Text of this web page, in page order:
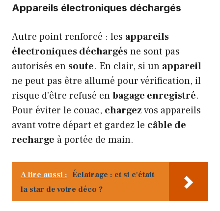
Appareils électroniques déchargés
Autre point renforcé : les appareils
électroniques déchargésne sont pas
autorisés en soute. En clair, si un appareil
ne peut pas être allumé pour vérification, il
risque d’être refusé enbagage enregistré.
Pour éviter le couac, chargezvos appareils
avant votre départ et gardez le câble de
recharge à portée de main.
A lire aussi : Éclairage : et si c'était
la star de votre déco ?